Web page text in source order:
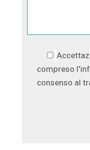
compreso
consenso al